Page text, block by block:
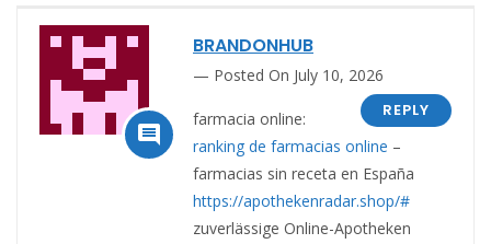

BRANDONHUB
Posted On July 10, 2026
REPLY
farmacia online:
ranking de farmacias online –
farmacias sin receta en España
https://apothekenradar.shop/#
zuverlässige Online-Apotheken